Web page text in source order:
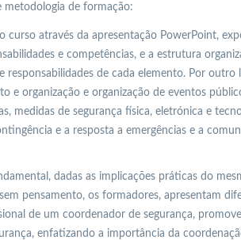
de formação:
curso através da apresentação PowerPoint,
e competências, e a estrutura
responsabilidades de cada elemento. Por outro
e organização e organização de eventos
medidas de segurança física, eletrónica e
e a resposta a emergências e a
dadas as implicações práticas do
pensamento, os formadores, apresentam
de um coordenador de segurança,
enfatizando a importância da